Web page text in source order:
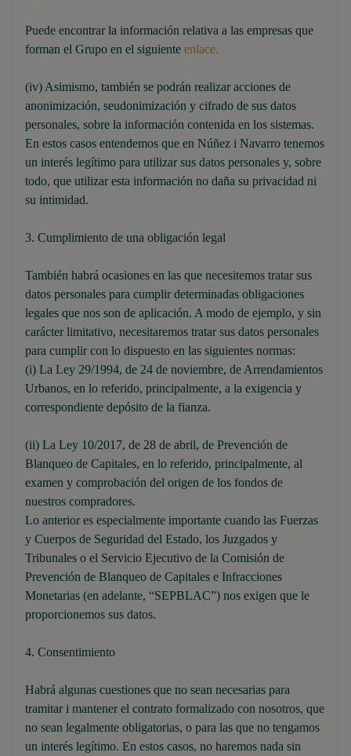
Puede encontrar la información relativa a las empresas que
forman el Grupo en el siguiente enlace.
(iv) Asimismo, también se podrán realizar acciones de
anonimización, seudonimización y cifrado de sus datos
personales, sobre la información contenida en los sistemas.
En estos casos entendemos que en Núñez i Navarro tenemos
un interés legítimo para utilizar sus datos personales y, sobre
todo, que utilizar esta información no daña su privacidad ni
su intimidad.
3. Cumplimiento de una obligación legal
También habrá ocasiones en las que necesitemos tratar sus
datos personales para cumplir determinadas obligaciones
legales que nos son de aplicación. A modo de ejemplo, y sin
carácter limitativo, necesitaremos tratar sus datos personales
para cumplir con lo dispuesto en las siguientes normas:
(i) La Ley 29/1994, de 24 de noviembre, de Arrendamientos
Urbanos, en lo referido, principalmente, a la exigencia y
correspondiente depósito de la fianza.
(ii) La Ley 10/2017, de 28 de abril, de Prevención de
Blanqueo de Capitales, en lo referido, principalmente, al
examen y comprobación del origen de los fondos de
nuestros compradores.
Lo anterior es especialmente importante cuando las Fuerzas
y Cuerpos de Seguridad del Estado, los Juzgados y
Tribunales o el Servicio Ejecutivo de la Comisión de
Prevención de Blanqueo de Capitales e Infracciones
Monetarias (en adelante, “SEPBLAC”) nos exigen que le
proporcionemos sus datos.
4. Consentimiento
Habrá algunas cuestiones que no sean necesarias para
tramitar i mantener el contrato formalizado con nosotros, que
no sean legalmente obligatorias, o para las que no tengamos
un interés legítimo. En estos casos, no haremos nada sin